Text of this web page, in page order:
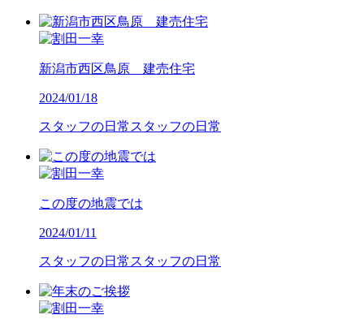
新潟市西区鳥原 建売住宅
2024/01/18
スタッフの日常スタッフの日常
この度の地震では
2024/01/11
スタッフの日常スタッフの日常